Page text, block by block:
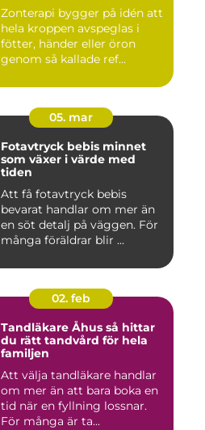
Zonterapi bygger på idén att
hela kroppen avspeglas i
fötter, händer eller öron
genom så kallade ref...
05. mar
Fotavtryck bebis minnet
som växer i värde med
tiden
Att få fotavtryck bebis
bevarat handlar om mer än
en söt detalj på väggen. För
många föräldrar blir ...
02. feb
Tandläkare Åhus så hittar
du rätt tandvård för hela
familjen
Att välja tandläkare handlar
om mer än att bara boka en
tid när en fyllning lossnar.
För många är ta...